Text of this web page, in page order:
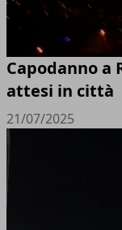
Capodanno a
attesi in città
21/07/2025